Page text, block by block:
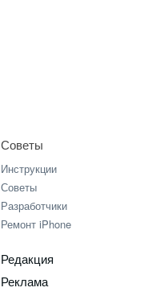
Советы
Инструкции
Советы
Разработчики
Ремонт iPhone
Редакция
Реклама